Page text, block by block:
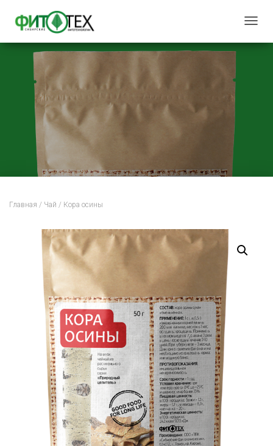
Главная / Чай / Кора осины